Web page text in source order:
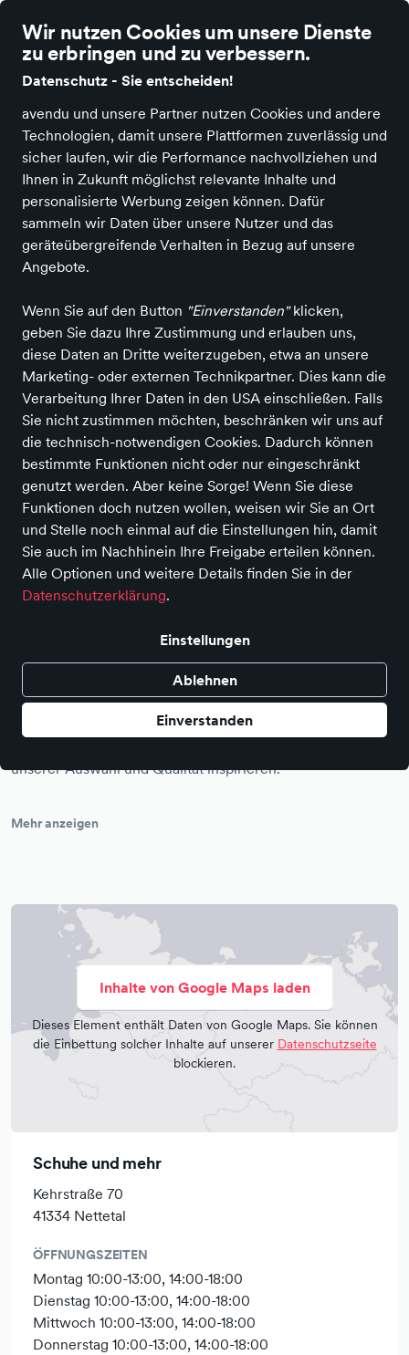
Wir nutzen Cookies um unsere Dienste
zu erbringen und zu verbessern.
Datenschutz - Sie entscheiden!
avendu und unsere Partner nutzen Cookies und andere
Technologien, damit unsere Plattformen zuverlässig und
sicher laufen, wir die Performance nachvollziehen und
Ihnen in Zukunft möglichst relevante Inhalte und
personalisierte Werbung zeigen können. Dafür
sammeln wir Daten über unsere Nutzer und das
geräteübergreifende Verhalten in Bezug auf unsere
Angebote.
Wenn Sie auf den Button "Einverstanden"klicken,
geben Sie dazu Ihre Zustimmung und erlauben uns,
diese Daten an Dritte weiterzugeben, etwa an unsere
Marketing- oder externen Technikpartner. Dies kann die
Verarbeitung Ihrer Daten in den USA einschließen. Falls
Sie nicht zustimmen möchten, beschränken wir uns auf
die technisch-notwendigen Cookies. Dadurch können
bestimmte Funktionen nicht oder nur eingeschränkt
genutzt werden. Aber keine Sorge! Wenn Sie diese
Funktionen doch nutzen wollen, weisen wir Sie an Ort
und Stelle noch einmal auf die Einstellungen hin, damit
Sie auch im Nachhinein Ihre Freigabe erteilen können.
Alle Optionen und weitere Details finden Sie in der
Datenschutzerklärung.
Einstellungen
Ablehnen
Einverstanden
Schuhe
Schuhe und mehr
in Nettetal
Entdecken Produkte
Zeit für einen guten Schuh
Tauchen Sie ein in die Welt der Schuhe und Lederwaren.
Auf 400 qm Ausstellungsraum erleben Sie Schuhe- und
Lederwaren zum Ansehen, Anfassen und Anprobieren.
Begleiten Sie unser kompetentes Team durch die Damen-,
unserer Auswahl und Qualität inspirieren.
Lederwarenmessen wählen wir heute die Modelle, die
jeder Saison stehen für Sie die aktuellen Farben,
Materialien und Formen bereit.
Mehr anzeigen
Inhalte von Google Maps laden
Dieses Element enthält Daten von Google Maps. Sie können
die Einbettung solcher Inhalte auf unserer Datenschutzseite
blockieren.
Schuhe und mehr
Kehrstraße 70
41334 Nettetal
ÖFFNUNGSZEITEN
Montag 10:00-13:00, 14:00-18:00
Dienstag 10:00-13:00, 14:00-18:00
Mittwoch 10:00-13:00, 14:00-18:00
Donnerstag 10:00-13:00, 14:00-18:00